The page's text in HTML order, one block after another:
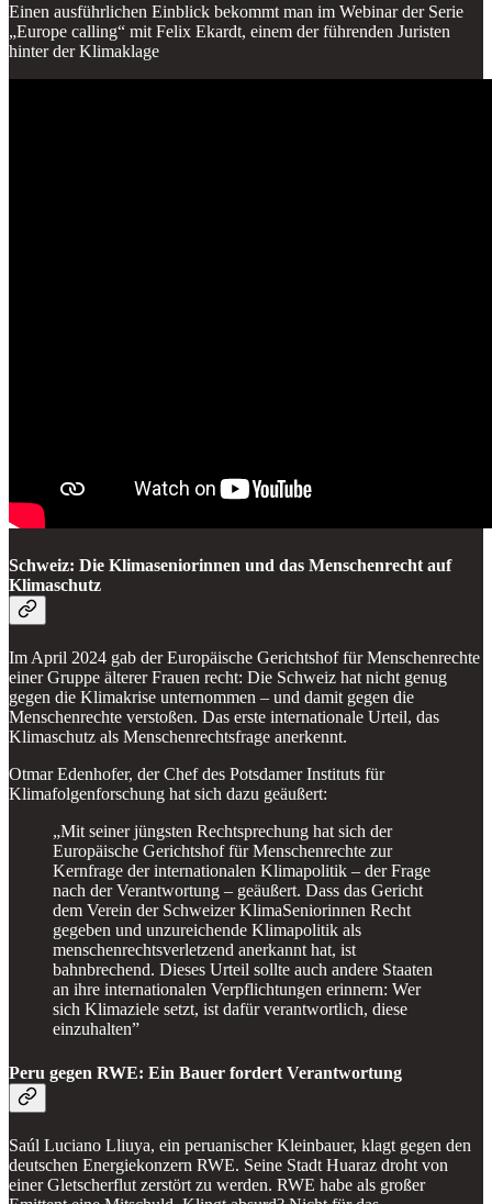
Einen ausführlichen Einblick bekommt man im Webinar der Serie
„Europe calling“ mit Felix Ekardt, einem der führenden Juristen
hinter der Klimaklage
Schweiz: Die Klimaseniorinnen und das Menschenrecht auf
Klimaschutz
Im April 2024 gab der Europäische Gerichtshof für Menschenrechte
einer Gruppe älterer Frauen recht: Die Schweiz hat nicht genug
gegen die Klimakrise unternommen – und damit gegen die
Menschenrechte verstoßen. Das erste internationale Urteil, das
Klimaschutz als Menschenrechtsfrage anerkennt.
Otmar Edenhofer, der Chef des Potsdamer Instituts für
Klimafolgenforschung hat sich dazu geäußert:
„Mit seiner jüngsten Rechtsprechung hat sich der
Europäische Gerichtshof für Menschenrechte zur
Kernfrage der internationalen Klimapolitik – der Frage
nach der Verantwortung – geäußert. Dass das Gericht
dem Verein der Schweizer KlimaSeniorinnen Recht
gegeben und unzureichende Klimapolitik als
menschenrechtsverletzend anerkannt hat, ist
bahnbrechend. Dieses Urteil sollte auch andere Staaten
an ihre internationalen Verpflichtungen erinnern: Wer
sich Klimaziele setzt, ist dafür verantwortlich, diese
einzuhalten”
Peru gegen RWE: Ein Bauer fordert Verantwortung
Saúl Luciano Lliuya, ein peruanischer Kleinbauer, klagt gegen den
deutschen Energiekonzern RWE. Seine Stadt Huaraz droht von
einer Gletscherflut zerstört zu werden. RWE habe als großer